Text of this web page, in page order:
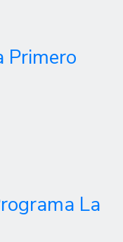
Primero
La